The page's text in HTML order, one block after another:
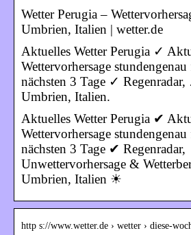
Wetter Perugia –
Umbrien, Italien | wetter.de
Aktuelles Wetter Perugia ✓
Wettervorhersage
nächsten 3 Tage ✓
Umbrien, Italien.
Aktuelles Wetter Perugia ✔
Wettervorhersage
nächsten 3 Tage ✔ Regenradar,
Unwettervorhersage &
Umbrien, Italien ☀
http s://www.wetter.de › wetter › diese-